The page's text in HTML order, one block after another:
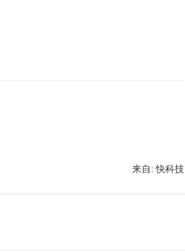
来自: 快科技